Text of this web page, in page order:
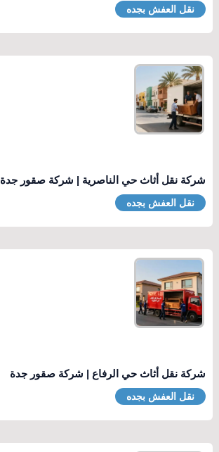
نقل العفش بجده
شركة نقل أثاث حي الناصرية | شركة صقور جدة | 📞
نقل العفش بجده
شركة نقل أثاث حي الرفاع | شركة صقور جدة
نقل العفش بجده